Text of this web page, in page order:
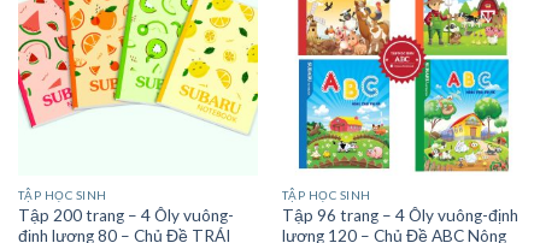
TẬP HỌC SINH
Tập 200 trang – 4 Ôly vuông-
định lượng 80 – Chủ Đề TRÁI
TẬP HỌC SINH
Tập 96 trang – 4 Ôly vuông-định
lượng 120 – Chủ Đề ABC Nông